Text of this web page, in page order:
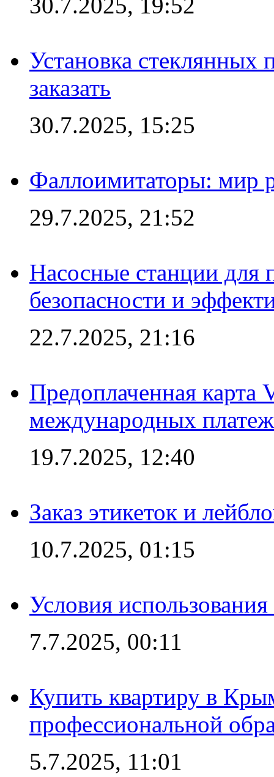
Установка стеклянных
заказать
30.7.2025, 15:25
Фаллоимитаторы: мир
29.7.2025, 21:52
Насосные станции для
безопасности и
22.7.2025, 21:16
Предоплаченная карта
международных
19.7.2025, 12:40
Заказ этикеток и
10.7.2025, 01:15
Условия
7.7.2025, 00:11
Купить квартиру в
профессиональной
5.7.2025, 11:01